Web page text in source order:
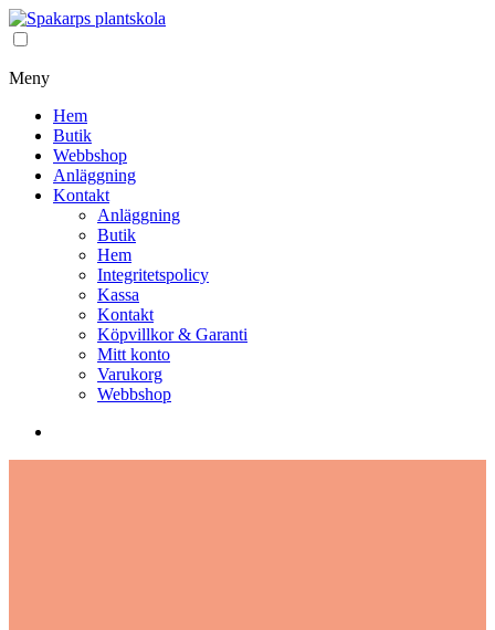
Meny
Hem
Butik
Webbshop
Anläggning
Kontakt
Anläggning
Butik
Hem
Integritetspolicy
Kassa
Kontakt
Köpvillkor & Garanti
Mitt konto
Varukorg
Webbshop